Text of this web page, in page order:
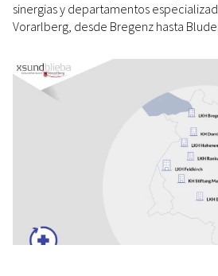
sinergias y departamentos
Vorarlberg, desde Bregenz hasta